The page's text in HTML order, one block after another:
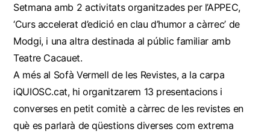
Setmana amb 2 activitats organitzades per l’APPEC,
‘Curs accelerat d’edició en clau d’humor a càrrec’ de
Modgi, i una altra destinada al públic familiar amb
Teatre Cacauet.
A més al Sofà Vermell de les Revistes, a la carpa
iQUIOSC.cat, hi organitzarem 13 presentacions i
converses en petit comitè a càrrec de les revistes en
què es parlarà de qüestions diverses com extrema